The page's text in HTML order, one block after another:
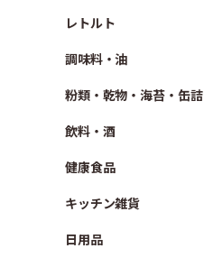
レトルト
調味料・油
粉類・乾物・海苔・缶詰
飲料・酒
健康食品
キッチン雑貨
日用品